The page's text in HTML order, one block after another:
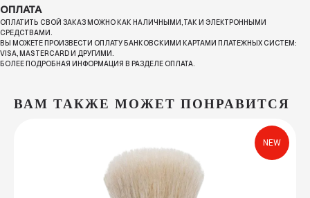
ОПЛАТА
ОПЛАТИТЬ СВОЙ ЗАКАЗ МОЖНО КАК НАЛИЧНЫМИ, ТАК И ЭЛЕКТРОННЫМИ
СРЕДСТВАМИ.
ВЫ МОЖЕТЕ ПРОИЗВЕСТИ ОПЛАТУ БАНКОВСКИМИ КАРТАМИ ПЛАТЕЖНЫХ СИСТЕМ:
VISA, MASTERCARD И ДРУГИМИ.
БОЛЕЕ ПОДРОБНАЯ ИНФОРМАЦИЯ В РАЗДЕЛЕ ОПЛАТА.
ВАМ ТАКЖЕ МОЖЕТ ПОНРАВИТСЯ
NEW